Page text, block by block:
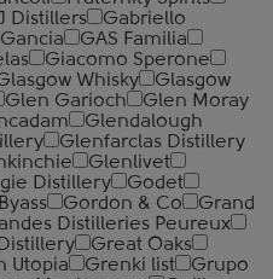
Distillers
Gabriello
Gancia
GAS Familia
Giacomo Sperone
Whisky
Glasgow
Glen Garioch
Glen Moray
Glendalough
Glenfarclas Distillery
Glenlivet
Distillery
Godet
Gordon & Co
Grand
Distilleries Peureux
Great Oaks
Utopia Grenki list
Grupo